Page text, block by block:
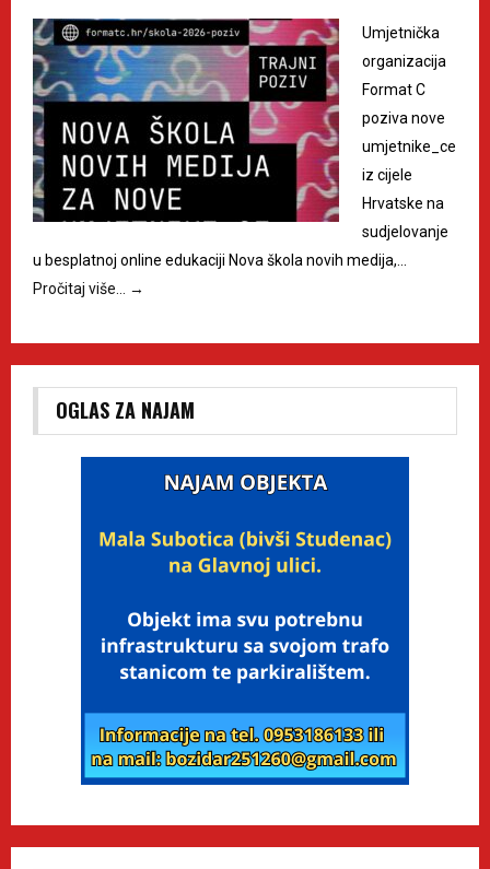
Umjetnička
organizacija
Format C
poziva nove
umjetnike_ce
iz cijele
Hrvatske na
sudjelovanje
u besplatnoj online edukaciji Nova škola novih medija,…
Pročitaj više…
→
OGLAS ZA NAJAM